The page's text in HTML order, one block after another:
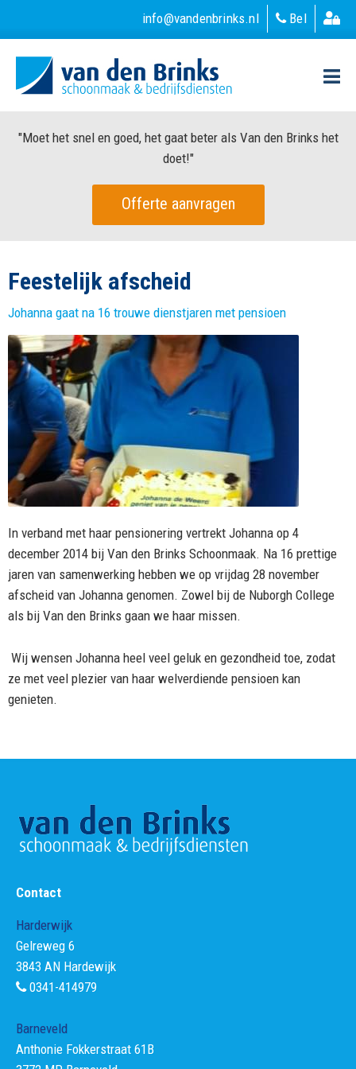
Bel
info@vandenbrinks.nl
"Moet het snel en goed, het gaat beter als Van den Brinks het
doet!"
Offerte aanvragen
Feestelijk afscheid
Johanna gaat na 16 trouwe dienstjaren met pensioen
In verband met haar pensionering vertrekt Johanna op 4
december 2014 bij Van den Brinks Schoonmaak. Na 16 prettige
jaren van samenwerking hebben we op vrijdag 28 november
afscheid van Johanna genomen. Zowel bij de Nuborgh College
als bij Van den Brinks gaan we haar missen.
Wij wensen Johanna heel veel geluk en gezondheid toe, zodat
ze met veel plezier van haar welverdiende pensioen kan
genieten.
Contact
Harderwijk
Gelreweg 6
3843 AN Hardewijk
0341-414979
Barneveld
Anthonie Fokkerstraat 61B